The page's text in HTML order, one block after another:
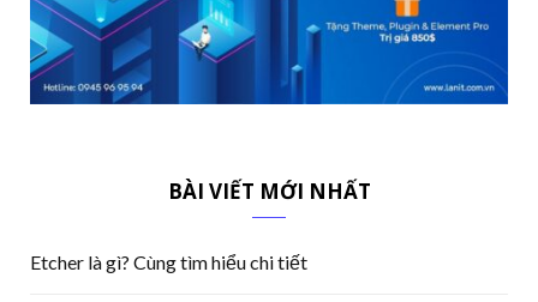
BÀI VIẾT MỚI NHẤT
Etcher là gì? Cùng tìm hiểu chi tiết